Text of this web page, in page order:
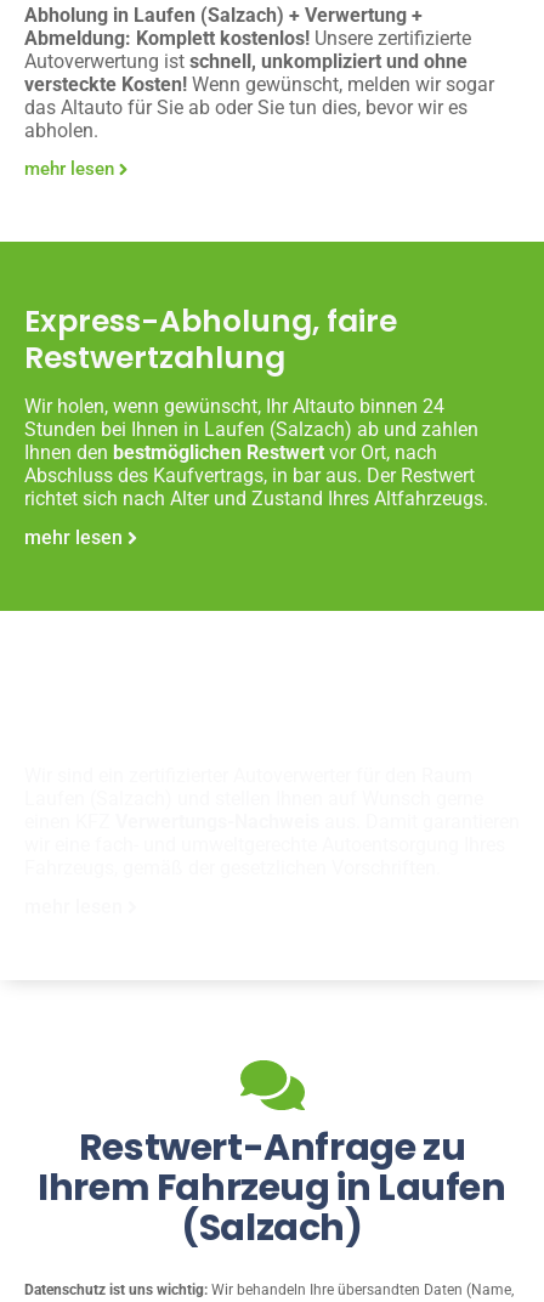
Abholung in Laufen (Salzach) + Verwertung +
Abmeldung: Komplett kostenlos! Unsere zertifizierte
Autoverwertung ist schnell, unkompliziert und ohne
versteckte Kosten! Wenn gewünscht, melden wir sogar
das Altauto für Sie ab oder Sie tun dies, bevor wir es
abholen.
mehr lesen
Express-Abholung, faire
Restwertzahlung
Wir holen, wenn gewünscht, Ihr Altauto binnen 24
Stunden bei Ihnen in Laufen (Salzach) ab und zahlen
Ihnen den bestmöglichen Restwert vor Ort, nach
Abschluss des Kaufvertrags, in bar aus. Der Restwert
richtet sich nach Alter und Zustand Ihres Altfahrzeugs.
mehr lesen
Restwert-Anfrage zu
Ihrem Fahrzeug in Laufen
(Salzach)
Datenschutz ist uns wichtig: Wir behandeln Ihre übersandten Daten (Name,